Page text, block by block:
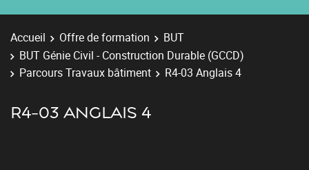
Accueil Offre de formation
BUT
BUT Génie Civil - Construction Durable (GCCD)
Parcours Travaux bâtiment
R4-03 Anglais 4
R4-03 ANGLAIS 4